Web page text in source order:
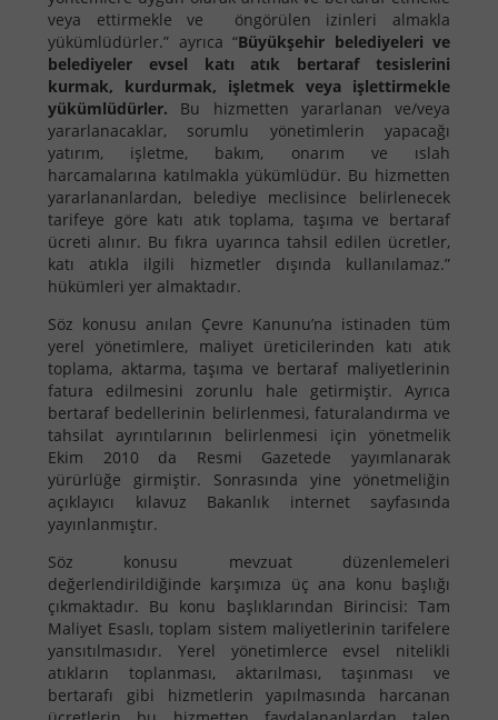
veya ettirmekle ve öngörülen izinleri almakla
yükümlüdürler.” ayrıca “Büyükşehir belediyeleri ve
belediyeler evsel katı atık bertaraf tesislerini
kurmak, kurdurmak, işletmek veya işlettirmekle
yükümlüdürler. Bu hizmetten yararlanan ve/veya
yararlanacaklar, sorumlu yönetimlerin yapacağı
yatırım, işletme, bakım, onarım ve ıslah
harcamalarına katılmakla yükümlüdür. Bu hizmetten
yararlananlardan, belediye meclisince belirlenecek
tarifeye göre katı atık toplama, taşıma ve bertaraf
ücreti alınır. Bu fıkra uyarınca tahsil edilen ücretler,
katı atıkla ilgili hizmetler dışında kullanılamaz.”
hükümleri yer almaktadır.
Söz konusu anılan Çevre Kanunu’na istinaden tüm
yerel yönetimlere, maliyet üreticilerinden katı atık
toplama, aktarma, taşıma ve bertaraf maliyetlerinin
fatura edilmesini zorunlu hale getirmiştir. Ayrıca
bertaraf bedellerinin belirlenmesi, faturalandırma ve
tahsilat ayrıntılarının belirlenmesi için yönetmelik
Ekim 2010 da Resmi Gazetede yayımlanarak
yürürlüğe girmiştir. Sonrasında yine yönetmeliğin
açıklayıcı kılavuz Bakanlık internet sayfasında
yayınlanmıştır.
Söz konusu mevzuat düzenlemeleri
değerlendirildiğinde karşımıza üç ana konu başlığı
çıkmaktadır. Bu konu başlıklarından Birincisi: Tam
Maliyet Esaslı, toplam sistem maliyetlerinin tarifelere
yansıtılmasıdır. Yerel yönetimlerce evsel nitelikli
atıkların toplanması, aktarılması, taşınması ve
bertarafı gibi hizmetlerin yapılmasında harcanan